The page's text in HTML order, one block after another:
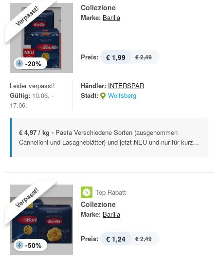
Verpasst!
-20%
Collezione
Marke: Barilla
Preis: € 1,99 € 2,49
Leider verpasst!
Gültig: 10.06. -
17.06.
Händler: INTERSPAR
Stadt:
Wolfsberg
€ 4,97 / kg - Pasta Verschiedene Sorten (ausgenommen
Cannelloni und Lasagneblätter) und jetzt NEU und nur für kurz...
Verpasst!
-50%
Top Rabatt
Collezione
Marke: Barilla
Preis: € 1,24 € 2,49